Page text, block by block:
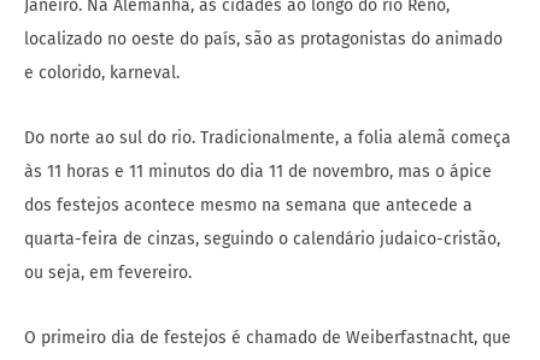
Janeiro. Na Alemanha, as cidades ao longo do rio Reno,
localizado no oeste do país, são as protagonistas do animado
e colorido, karneval.
Do norte ao sul do rio. Tradicionalmente, a folia alemã começa
às 11 horas e 11 minutos do dia 11 de novembro, mas o ápice
dos festejos acontece mesmo na semana que antecede a
quarta-feira de cinzas, seguindo o calendário judaico-cristão,
ou seja, em fevereiro.
O primeiro dia de festejos é chamado de Weiberfastnacht, que